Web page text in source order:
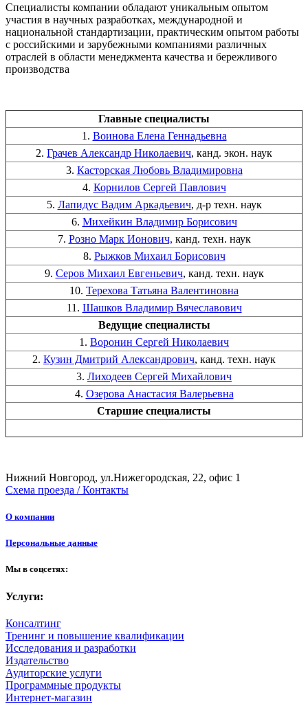
Специалисты компании обладают уникальным опытом
участия в научных разработках, международной и
национальной стандартизации, практическим опытом работы
с российскими и зарубежными компаниями различных
отраслей в области менеджмента качества и бережливого
производства
Главные специалисты
1. Воинова Елена Геннадьевна
2. Грачев Александр Николаевич, канд. экон. наук
3. Касторская Любовь Владимировна
4. Корнилов Сергей Павлович
5. Лапидус Вадим Аркадьевич, д-р техн. наук
6. Михейкин Владимир Борисович
7. Розно Марк Ионович, канд. техн. наук
8. Рыжков Михаил Борисович
9. Серов Михаил Евгеньевич, канд. техн. наук
10. Терехова Татьяна Валентиновна
11. Шашков Владимир Вячеславович
Ведущие специалисты
1. Воронин Сергей Николаевич
2. Кузин Дмитрий Александрович, канд. техн. наук
3. Лиходеев Сергей Михайлович
4. Озерова Анастасия Валерьевна
Старшие специалисты
Нижний Новгород, ул.Нижегородская, 22, офис 1
Схема проезда / Контакты
О компании
Персональные данные
Мы в соцсетях:
Услуги:
Консалтинг
Тренинг и повышение квалификации
Исследования и разработки
Издательство
Аудиторские услуги
Программные продукты
Интернет-магазин